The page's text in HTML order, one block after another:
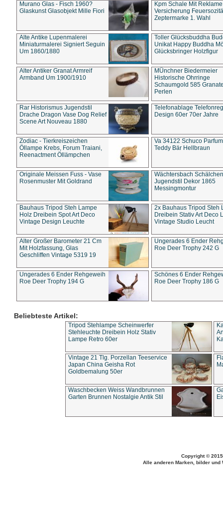
Murano Glas - Fisch 1960?
Glaskunst Glasobjekt Mille Fiori
Kpm Schale Mit Reklame
Versicherung
Zeptermarke 1. Wahl
Alte Antike Lupenmalerei
Miniaturmalerei Signiert Seguin
Um 1860/1880
Toller Glücksbuddha
Unikat Happy Buddha
Glücksbringer Holzfigur
Alter Antiker Granat Armreif
Armband Um 1900/1910
MÜnchner Biedermeier
Historische Ohrringe
Schaumgold 585
Perlen
Rar Historismus Jugendstil
Drache Dragon Vase Dog Relief
Scene Art Nouveau 1880
Telefonablage
Design 60er 70er Jahre
Zodiac - Tierkreiszeichen
Öllampe Krebs, Forum Traiani,
Reenactment Öllämpchen
Va 34122 Schuco
Teddy Bär Hellbraun
Originale Meissen Fuss - Vase
Rosenmuster Mit Goldrand
Wächtersbach Schälchen
Jugendstil Dekor 1865
Messingmontur
Bauhaus Tripod Steh Lampe
Holz Dreibein Spot Art Deco
Vintage Design Leuchte
2x Bauhaus Tripod Steh
Dreibein Stativ Art Deco
Vintage Studio Leucht
Alter Großer Barometer 21 Cm
Mit Holzfassung, Glas
Geschliffen Vintage 5319 19
Ungerades 6 Ender
Roe Deer Trophy 242 G
Ungerades 6 Ender Rehgeweih
Roe Deer Trophy 194 G
Schönes 6 Ender
Roe Deer Trophy 186 G
Beliebteste Artikel:
Tripod Stehlampe Scheinwerfer
Stehleuchte Dreibein Holz Stativ
Lampe Retro 60er
Vintage 21 Tlg. Porzellan Teeservice
Japan China Geisha Rot
Goldbemalung 50er
Waschbecken Weiss Wandbrunnen
Garten Brunnen Nostalgie Antik Stil
Copyright ©
Alle anderen Marken, bilder und